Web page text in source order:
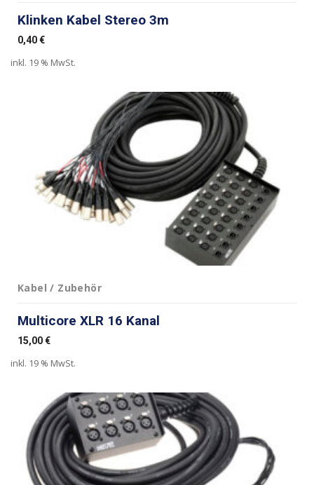
Klinken Kabel Stereo 3m
0,40€
inkl. 19 % MwSt.
Kabel / Zubehör
Multicore XLR 16 Kanal
15,00€
inkl. 19 % MwSt.